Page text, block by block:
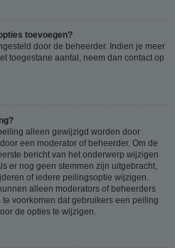
toevoegen?
door de beheerder. Indien je meer
toegestane aantal, neem dan contact op
alleen gewijzigd worden door
een moderator of beheerder. Om de
bericht van het onderwerp wijzigen
er nog geen stemmen zijn uitgebracht,
of iedere peilingsoptie wijzigen.
alleen moderators of beheerders
voorkomen dat gebruikers een peiling
de opties te wijzigen.